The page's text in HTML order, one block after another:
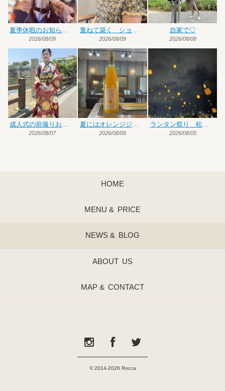
2026/08/09 2026/08/09
自家で♡
2026/08/08
2026/08/07 2026/08/06
ランタン祭り 松前編
2026/08/05
HOME
MENU & PRICE
NEWS & BLOG
ABOUT US
MAP & CONTACT
© 2014-2026 Rocca